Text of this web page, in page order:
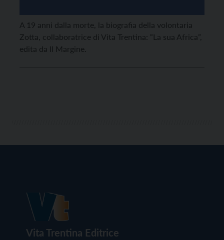
A 19 anni dalla morte, la biografia della volontaria
Zotta, collaboratrice di Vita Trentina: “La sua Africa”,
edita da Il Margine.
Vita Trentina Editrice